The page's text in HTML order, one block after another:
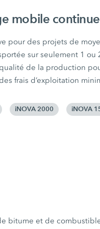
mobile
pour des projets de
sur seulement 1 ou
de la production
frais d’exploitation
iNOVA 2000 iNOVA
bitume et de